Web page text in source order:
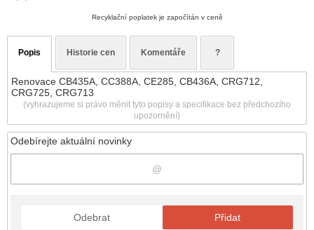
Odebírejte aktuální novinky
Odebrat Přidat
Recyklační poplatek je započítán v ceně
Popis Historie cen Komentáře ?
Renovace CB435A, CC388A, CE285, CB436A, CRG712,
CRG725, CRG713
(vyhrazujeme si právo měnit tyto popisy a specifikace bez předchozího
upozornění)